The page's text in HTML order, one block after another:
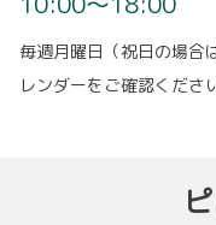
毎週月曜日（祝日の場合
レンダーをご確認ください